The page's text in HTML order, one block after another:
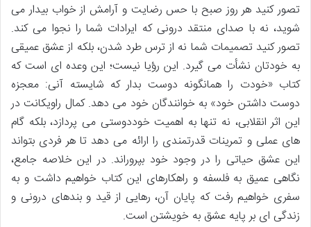
تصور کنید هر روز صبح با حس رضایت و آرامش از خواب بیدار می
شوید، نه با صدای منتقد درونی که ایرادات شما را نجوا می کند.
تصور کنید تصمیمات شما نه از ترس طرد شدن، بلکه از عشق عمیقی
به خودتان نشأت می گیرد. این رؤیا نیست؛ این وعده ای است که
کتاب «خودت را همانگونه دوست بدار که شایسته آنی: معجزه
دوست داشتن خود» به خوانندگان خود می دهد. کمال راویکانت در
این اثر انقلابی، نه تنها به اهمیت خوددوستی می پردازد، بلکه گام
های عملی و تمرینات قدرتمندی را ارائه می دهد تا هر فردی بتواند
این عشق حیاتی را در وجود خود بپروراند. در این خلاصه جامع،
نگاهی عمیق به فلسفه و راهکارهای این کتاب خواهیم داشت و به
سفری خواهیم رفت که پایان آن، رهایی از قید و بندهای درونی و
زندگی ای بر پایه عشق به خویشتن است.